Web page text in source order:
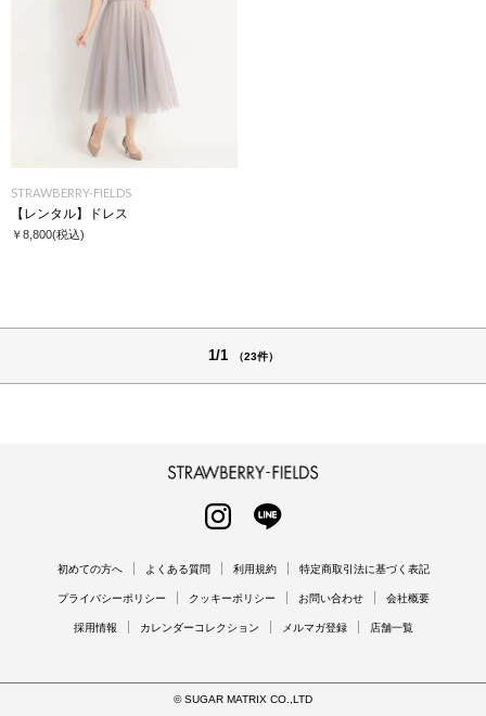
STRAWBERRY-FIELDS
【レンタル】ドレス
￥8,800(税込)
1/1 （23件）
INSTAGRAM
初めての方へ よくある質問 利用規約 特定商取引法に基づく表記
プライバシーポリシー クッキーポリシー お問い合わせ 会社概要
採用情報 カレンダーコレクション メルマガ登録 店舗一覧
© SUGAR MATRIX CO.,LTD